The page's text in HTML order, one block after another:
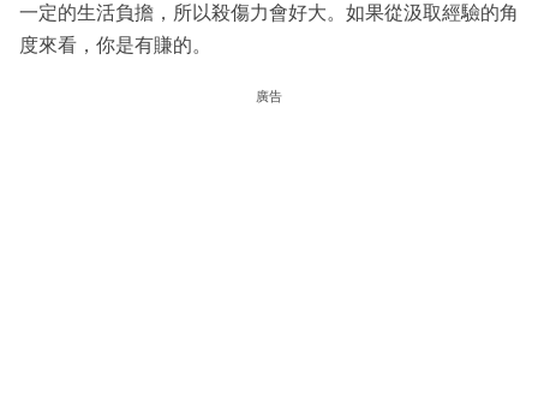
一定的生活負擔，所以殺傷力會好大。如果從汲取經驗的角
度來看，你是有賺的。
廣告